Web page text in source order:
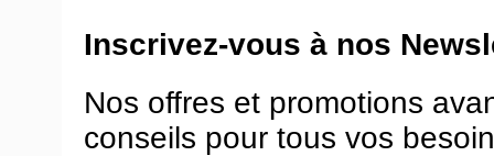
Inscrivez-vous à nos
Nos offres et promotions
conseils pour tous vos